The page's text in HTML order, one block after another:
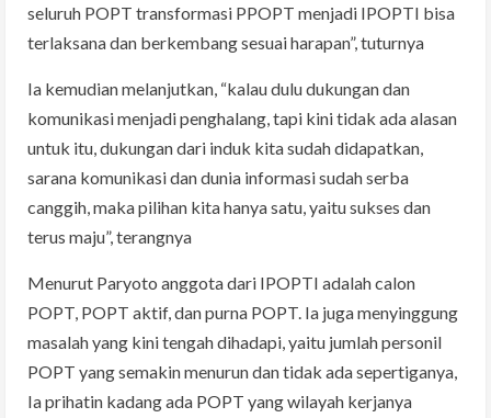
seluruh POPT transformasi PPOPT menjadi IPOPTI bisa
terlaksana dan berkembang sesuai harapan”, tuturnya
Ia kemudian melanjutkan, “kalau dulu dukungan dan
komunikasi menjadi penghalang, tapi kini tidak ada alasan
untuk itu, dukungan dari induk kita sudah didapatkan,
sarana komunikasi dan dunia informasi sudah serba
canggih, maka pilihan kita hanya satu, yaitu sukses dan
terus maju”, terangnya
Menurut Paryoto anggota dari IPOPTI adalah calon
POPT, POPT aktif, dan purna POPT. Ia juga menyinggung
masalah yang kini tengah dihadapi, yaitu jumlah personil
POPT yang semakin menurun dan tidak ada sepertiganya,
Ia prihatin kadang ada POPT yang wilayah kerjanya